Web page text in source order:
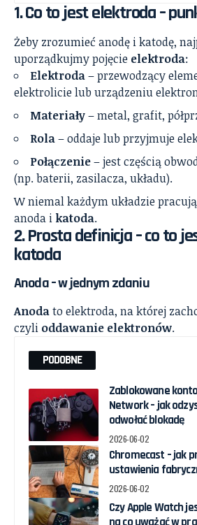
1. Co to jest elektroda –
Żeby zrozumieć anodę i katodę,
uporządkujmy pojęcie elektroda:
Elektroda– przewodzący
elektrolicie lub urządzeniu
Materiały– metal, grafit,
Rola– oddaje lub przyjmuje
Połączenie– jest częścią
(np. baterii, zasilacza, układu).
W niemal każdym układzie pracują
anoda i katoda.
2. Prosta definicja – co to
katoda
Anoda – w jednym zdaniu
Anodato elektroda, na której
czyli oddawanie elektronów.
PODOBNE
Zablokowane
Network – jak
odwołać blokadę
2026-06-02
Chromecast – jak
ustawienia
2026-06-02
Czy Apple Watch